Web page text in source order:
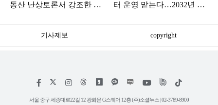
동산 난상토론서 강조한 내
터 운영 맡는다…2032년 개
기사제보 copyright
페
스
인
타
위
트
틱
서울 중구 세종대로22길 12 광화문 G스퀘어 12층 (주)소셜뉴스 | 02-3789-8900